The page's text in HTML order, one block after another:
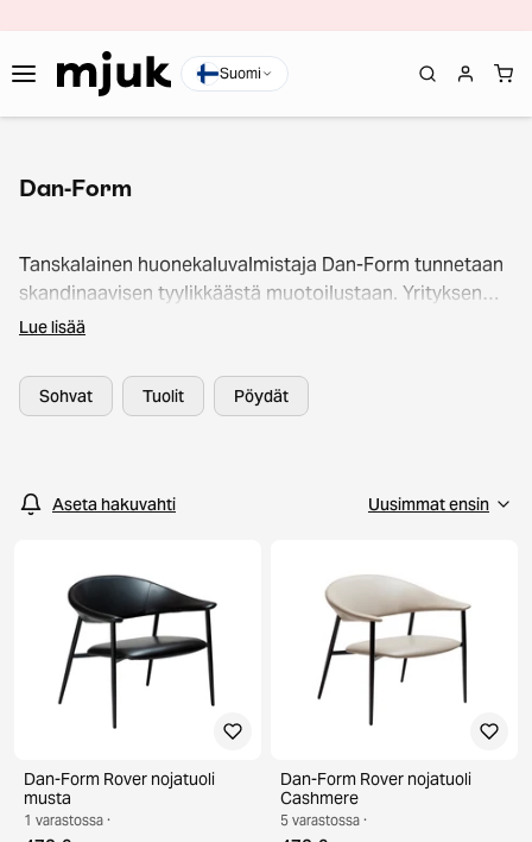
Suomi
Dan-Form
Tanskalainen huonekaluvalmistaja Dan-Form tunnetaan
skandinaavisen tyylikkäästä muotoilustaan. Yrityksen
huonekaluissa yhdistyvät käytännöllisyys ja estetiikka,
sisustusmaailman kuumimpia trendejä. Piristä kotisi
sisustusta ostamalla Dan-Formin valmistamat tuotteet
Lue lisää
Sohvat Tuolit Pöydät
Aseta hakuvahti
Dan-Form Rover nojatuoli
musta
1 varastossa ·
Dan-Form Rover nojatuoli
Cashmere
5 varastossa ·